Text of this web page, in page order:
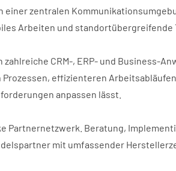
zentralen
Arbeiten und standortübergreifende
CRM-, ERP- und Business-
effizienteren
anpassen lässt.
Partnernetzwerk. Beratung,
mit umfassender